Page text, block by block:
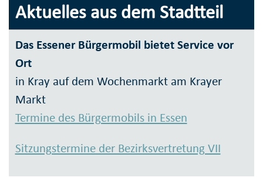
Aktuelles aus dem Stadtteil
Das Essener Bürgermobil bietet Service vor
Ort
in Kray auf dem Wochenmarkt am Krayer
Markt
Termine des Bürgermobils in Essen
Sitzungstermine der Bezirksvertretung VII